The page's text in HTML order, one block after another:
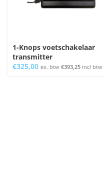
1-Knops voetschakelaar
transmitter
€325,00 ex. btw €393,25 incl btw